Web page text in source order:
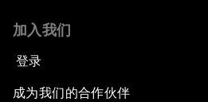
加入我们
登录
成为我们的合作伙伴